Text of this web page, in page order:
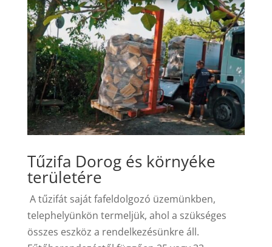
Tűzifa Dorog és környéke
területére
A tűzifát saját fafeldolgozó üzemünkben,
telephelyünkön termeljük, ahol a szükséges
összes eszköz a rendelkezésünkre áll.